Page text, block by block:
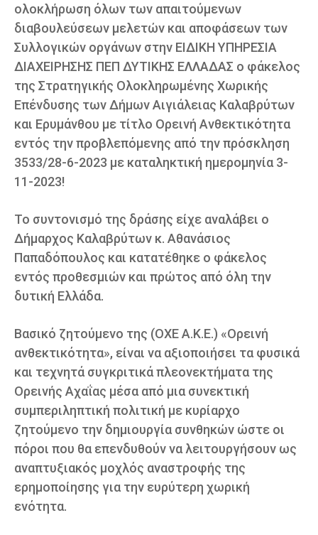
ολοκλήρωση όλων των απαιτούμενων
διαβουλεύσεων μελετών και αποφάσεων των
Συλλογικών οργάνων στην ΕΙΔΙΚΗ ΥΠΗΡΕΣΙΑ
ΔΙΑΧΕΙΡΗΣΗΣ ΠΕΠ ΔΥΤΙΚΗΣ ΕΛΛΑΔΑΣ ο φάκελος
της Στρατηγικής Ολοκληρωμένης Χωρικής
Επένδυσης των Δήμων Αιγιάλειας Καλαβρύτων
και Ερυμάνθου με τίτλο Ορεινή Ανθεκτικότητα
εντός την προβλεπόμενης από την πρόσκληση
3533/28-6-2023 με καταληκτική ημερομηνία 3-
11-2023!
Το συντονισμό της δράσης είχε αναλάβει ο
Δήμαρχος Καλαβρύτων κ. Αθανάσιος
Παπαδόπουλος και κατατέθηκε ο φάκελος
εντός προθεσμιών και πρώτος από όλη την
δυτική Ελλάδα.
Βασικό ζητούμενο της (ΟΧΕ Α.Κ.Ε.) «Ορεινή
ανθεκτικότητα», είναι να αξιοποιήσει τα φυσικά
και τεχνητά συγκριτικά πλεονεκτήματα της
Ορεινής Αχαΐας μέσα από μια συνεκτική
συμπεριληπτική πολιτική με κυρίαρχο
ζητούμενο την δημιουργία συνθηκών ώστε οι
πόροι που θα επενδυθούν να λειτουργήσουν ως
αναπτυξιακός μοχλός αναστροφής της
ερημοποίησης για την ευρύτερη χωρική
ενότητα.